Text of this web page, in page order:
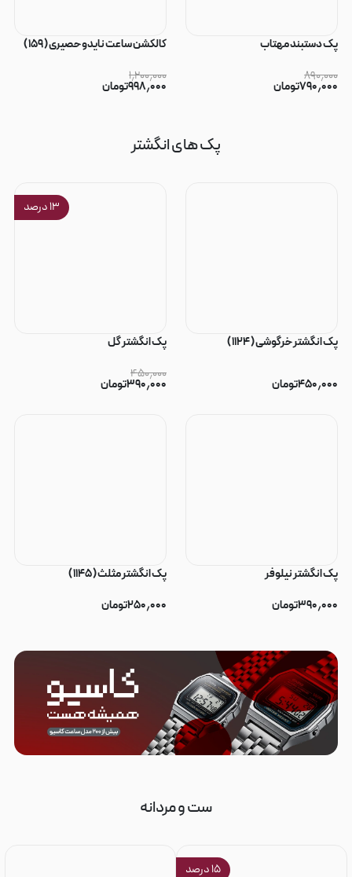
پک دستبند مهتاب
۸۹۰٫۰۰۰
۷۹۰٫۰۰۰تومان
کالکشن ساعت نایدو حصیری ( ۱۵۹ )
۱٫۲۰۰٫۰۰۰
۹۹۸٫۰۰۰تومان
پک های انگشتر
پک انگشتر خرگوشی ( ۱۱۲۴ )
۴۵۰٫۰۰۰تومان
۱۳درصد
پک انگشتر گل
۴۵۰٫۰۰۰
۳۹۰٫۰۰۰تومان
پک انگشتر نیلوفر
۳۹۰٫۰۰۰تومان
پک انگشتر مثلث ( ۱۱۴۵ )
۲۵۰٫۰۰۰تومان
ست و مردانه
۱۵درصد